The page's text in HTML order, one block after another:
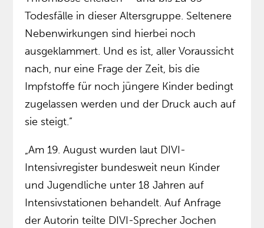
Todesfälle in dieser Altersgruppe. Seltenere
Nebenwirkungen sind hierbei noch
ausgeklammert. Und es ist, aller Voraussicht
nach, nur eine Frage der Zeit, bis die
Impfstoffe für noch jüngere Kinder bedingt
zugelassen werden und der Druck auch auf
sie steigt.”
„Am 19. August wurden laut DIVI-
Intensivregister bundesweit neun Kinder
und Jugendliche unter 18 Jahren auf
Intensivstationen behandelt. Auf Anfrage
der Autorin teilte DIVI-Sprecher Jochen